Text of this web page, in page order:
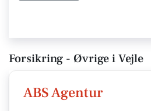
Forsikring - Øvrige i Vejle
ABS Agentur